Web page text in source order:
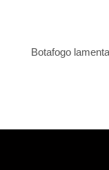
Botafogo